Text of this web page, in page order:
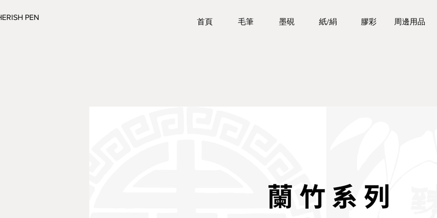
首頁 毛筆 墨硯 紙/絹 膠彩 周邊用品
PEN